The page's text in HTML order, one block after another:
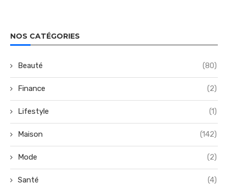
NOS CATÉGORIES
Beauté (80)
Finance (2)
Lifestyle (1)
Maison (142)
Mode (2)
Santé (4)